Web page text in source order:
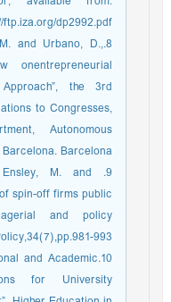
ftp.iza.org/dp2992.pdf.
M. and Urbano, D.,
onentrepreneurial
the 3rd
to Congresses,
Autonomous
Barcelona.
M. and
spin-off firms public
and policy
993.
and Academic
for University